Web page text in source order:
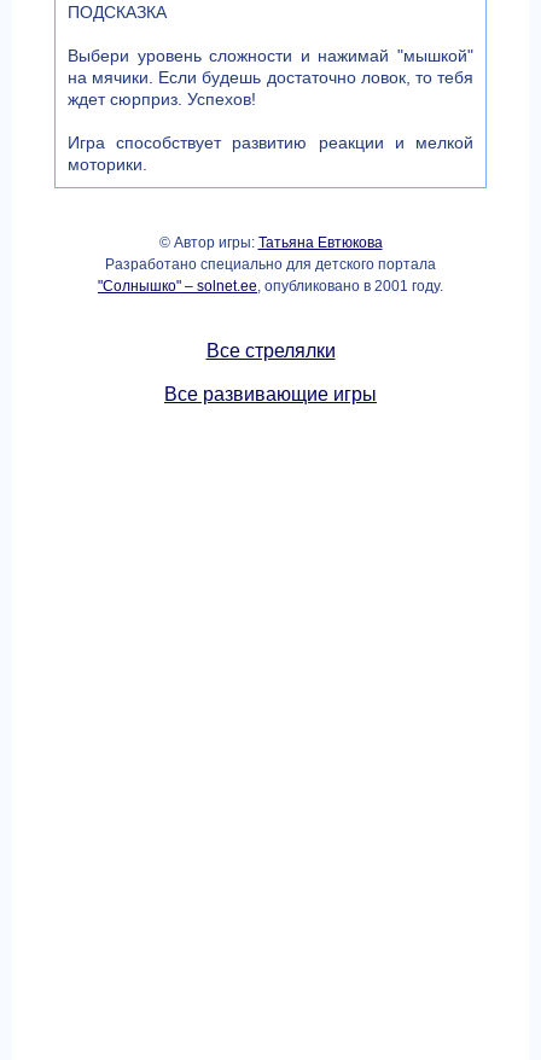
ПОДСКАЗКА
Выбери уровень сложности и нажимай "мышкой"
на мячики. Если будешь достаточно ловок, то тебя
ждет сюрприз. Успехов!
Игра способствует развитию реакции и мелкой
моторики.
© Автор игры: Татьяна Евтюкова
Разработано специально для детского портала
"Солнышко" – solnet.ee , опубликовано в 2001 году.
Все стрелялки
Все развивающие игры